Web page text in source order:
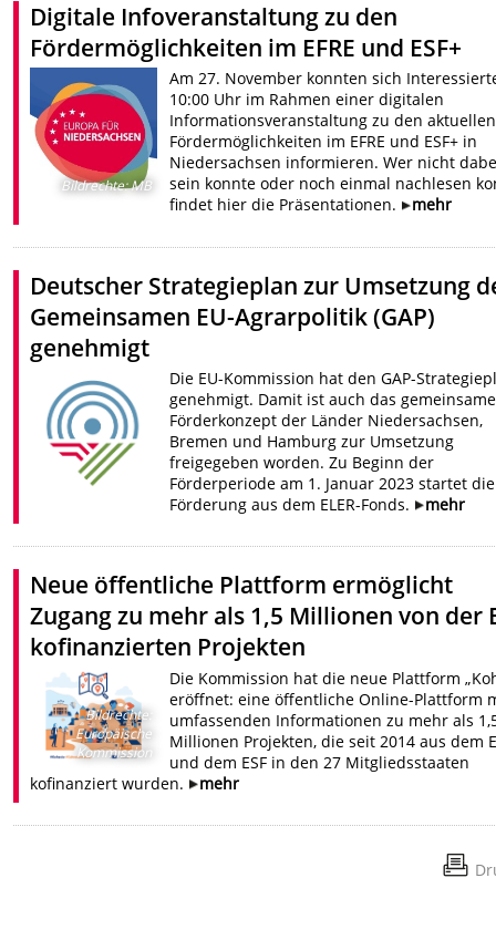
Digitale Infoveranstaltung zu den
Fördermöglichkeiten im EFRE und ESF+
Bildrechte:MB
Am 27. November konnten sich
10:00 Uhr im Rahmen einer digitalen
Informationsveranstaltung zu den aktuellen
Fördermöglichkeiten im EFRE und ESF+ in
Niedersachsen informieren. Wer nicht
sein konnte oder noch einmal nachlesen
findet hier die Präsentationen.
mehr
Deutscher Strategieplan zur Umsetzung
Gemeinsamen EU-Agrarpolitik (GAP)
genehmigt
Die EU-Kommission hat den GAP-
genehmigt. Damit ist auch das gemeinsame
Förderkonzept der Länder Niedersachsen,
Bremen und Hamburg zur Umsetzung
freigegeben worden. Zu Beginn der
Förderperiode am 1. Januar 2023 startet die
Förderung aus dem ELER-Fonds.
mehr
Neue öffentliche Plattform ermöglicht
Zugang zu mehr als 1,5 Millionen von der
kofinanzierten Projekten
Bildrechte:
Europäische
Kommission
Die Kommission hat die neue Plattform
eröffnet: eine öffentliche Online-Plattform
umfassenden Informationen zu mehr als
Millionen Projekten, die seit 2014 aus dem
und dem ESF in den 27 Mitgliedsstaaten
kofinanziert wurden.
mehr